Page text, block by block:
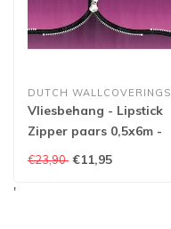
DUTCH WALLCOVERINGS
Vliesbehang - Lipstick
Zipper paars 0,5x6m -
22019
€23,90 €11,95
'